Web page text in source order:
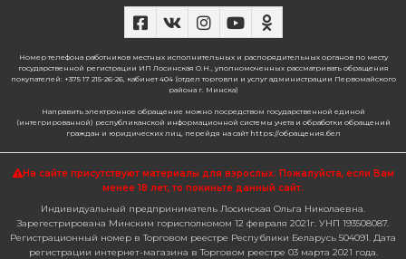
Номер телефона работников местных исполнительных и распорядительных органов по месту
государственной регистрации ИП Лосинская О.Н., уполномоченных рассматривать обращения
покупателей: +375 17 215-26-26, кабинет 404 (отдел торговли и услуг администрации Первомайского
района г. Минска)
Направить электронное обращение можно посредством государственной единой
(интегрированной) республиканской информационной системы учета и обработки обращений
граждан и юридических лиц, перейдя на сайт https://обращения.бел
На сайте присутствуют материалы для взрослых. Пожалуйста, если Вам
менее 18 лет, то покиньте данный сайт.
Индивидуальный предприниматель Лосинская Ольга Николаевна.
Зарегестрирована Минским горисполкомом 12 февраля 2021г. УНП 193508087.
Регистрационный номер в Торговом реестре Республики Беларусь 504091. Дата
регистрации интернет-магазина в Торговом реестре 03 марта 2021 года.